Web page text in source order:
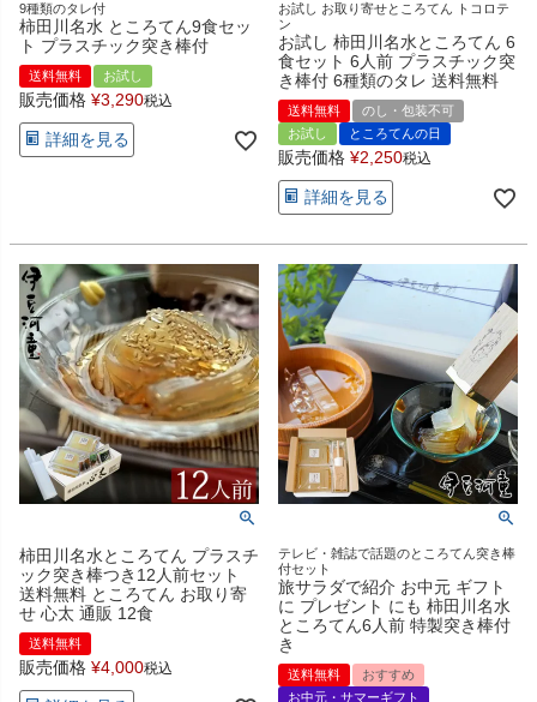
9種類のタレ付
柿田川名水 ところてん9食セッ
ト プラスチック突き棒付
送料無料 お試し
販売価格 ¥3,290税込
詳細を見る
お試し お取り寄せところてん トコロテ
ン
お試し 柿田川名水ところてん 6
食セット 6人前 プラスチック突
き棒付 6種類のタレ 送料無料
送料無料
のし・包装不可
お試し
ところてんの日
販売価格 ¥2,250税込
詳細を見る
柿田川名水ところてん プラスチ
ック突き棒つき12人前セット
送料無料 ところてん お取り寄
せ 心太 通販 12食
送料無料
販売価格 ¥4,000税込
テレビ・雑誌で話題のところてん突き棒
付セット
旅サラダで紹介 お中元 ギフト
に プレゼント にも 柿田川名水
ところてん6人前 特製突き棒付
き
送料無料
おすすめ
お中元・サマーギフト